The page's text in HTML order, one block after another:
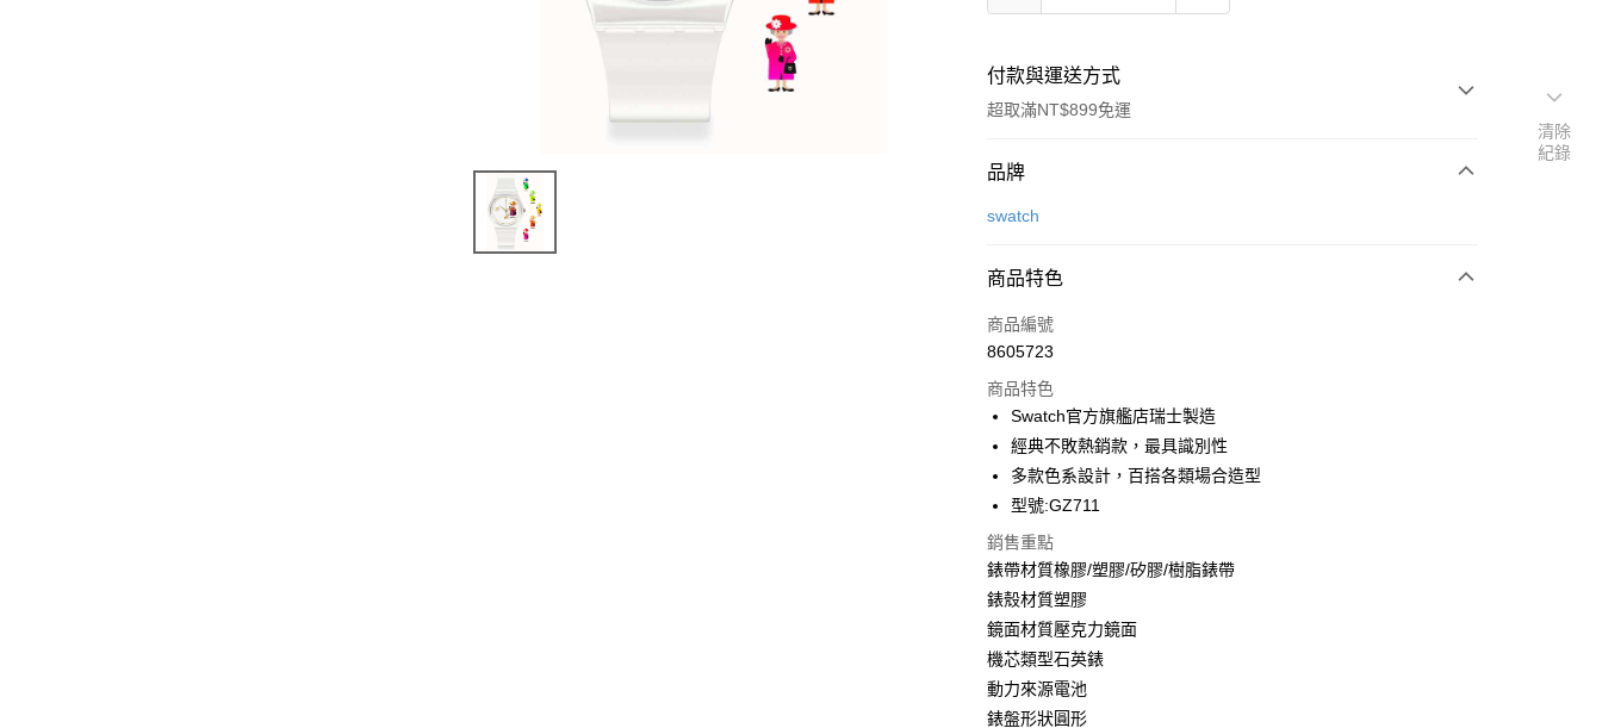
付款與運送方式
超取滿NT$899免運
付款方式
信用卡一次付款
街口支付
悠遊付
Google Pay
全盈+PAY
相關說明
【大哥付你分期使用說明】
1.本服務由台灣大哥大提供，台灣大哥大用戶可立即使用無須另外申請。
2.付款方式選擇「大哥付你分期」，訂單成立後會自動跳轉到大哥付的交易
流程，驗證手機門號後，選擇欲分期的期數、繳款截止日，確認付款後即
完成交易。
3.實際核准額度、可分期數及費用金額請依後續交易確認頁面所載為準。
消。如遇「轉專審核」未通過狀況，表示未達大哥付你分期系統評分，恕
AFTEE先享後付
相關說明
AFTEE先享後付是「在收到商品之後才付款」的支付方式。 讓您購物簡單
便利好安心！
１．簡單：不需註冊會員、不需綁卡、不需儲值。
ATM付款
品牌
swatch
商品特色
商品編號
8605723
商品特色
Swatch官方旗艦店瑞士製造
經典不敗熱銷款，最具識別性
多款色系設計，百搭各類場合造型
型號:GZ711
銷售重點
錶帶材質橡膠/塑膠/矽膠/樹脂錶帶
錶殼材質塑膠
鏡面材質壓克力鏡面
機芯類型石英錶
動力來源電池
錶盤形狀圓形
清除
紀錄